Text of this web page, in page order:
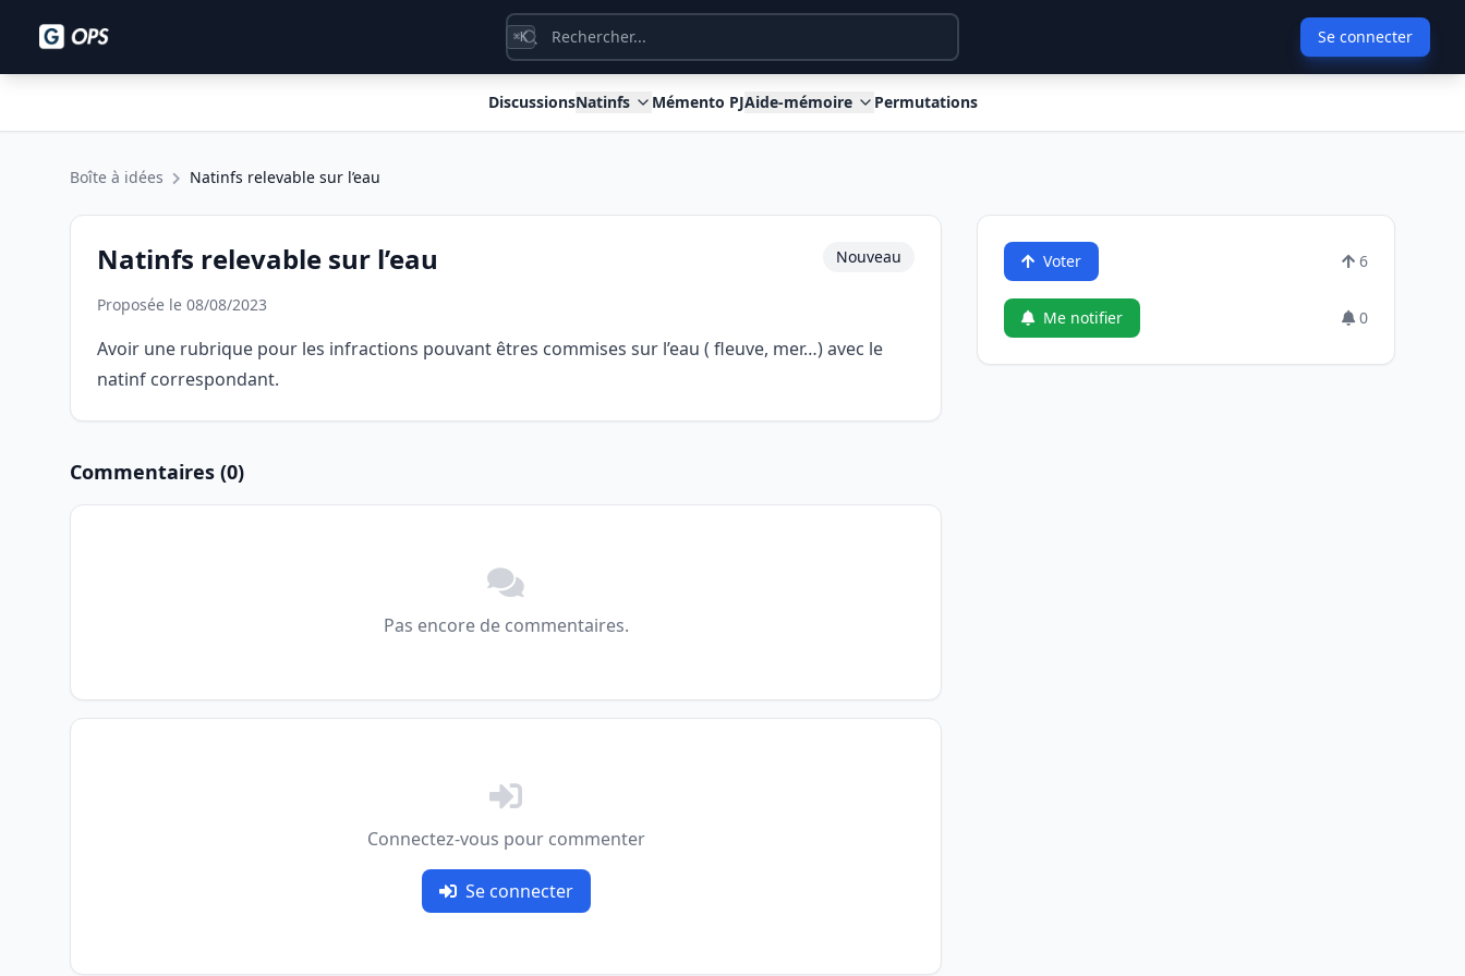
⌘K Se connecter
DiscussionsNatinfs Mémento PJAide-mémoire Permutations
Boîte à idées Natinfs relevable sur l’eau
Natinfs relevable sur l’eau Nouveau
Proposée le 08/08/2023
Avoir une rubrique pour les infractions pouvant êtres commises sur l’eau ( fleuve, mer…) avec le
natinf correspondant.
Commentaires (0)
Pas encore de commentaires.
Connectez-vous pour commenter
Se connecter
Voter 6
Me notifier 0